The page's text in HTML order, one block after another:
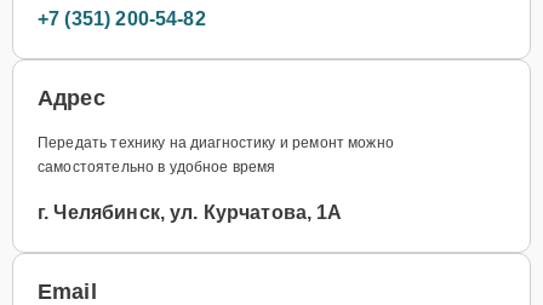
+7 (351) 200-54-82
Адрес
Передать технику на диагностику и ремонт можно
самостоятельно в удобное время
г. Челябинск, ул. Курчатова, 1А
Email